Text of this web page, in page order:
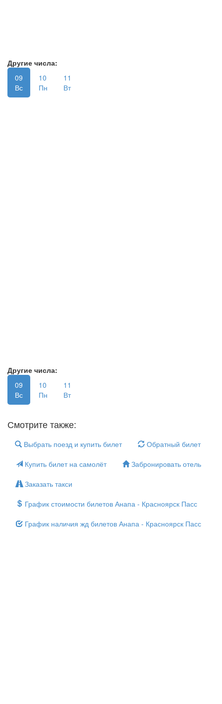
Другие числа:
09
Вс
10
Пн
11
Вт
Другие числа:
09
Вс
10
Пн
11
Вт
Смотрите также:
Выбрать поезд и купить билет
Обратный билет
Купить билет на самолёт
Забронировать отель
Заказать такси
График стоимости билетов Анапа - Красноярск Пасс
График наличия жд билетов Анапа - Красноярск Пасс